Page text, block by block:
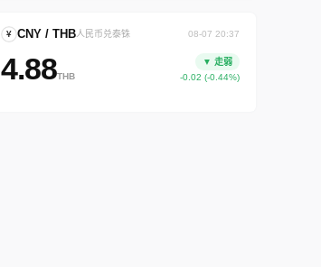
¥ CNY / THB人民币兑泰铢 08-07 20:37
4.88THB
▼ 走弱
-0.02 (-0.44%)